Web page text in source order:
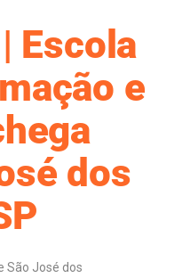
Escola
e
dos
São José dos